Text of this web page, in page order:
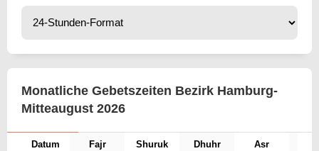
Monatliche Gebetszeiten Bezirk Hamburg-
Mitteaugust 2026
Datum Fajr Shuruk Dhuhr Asr